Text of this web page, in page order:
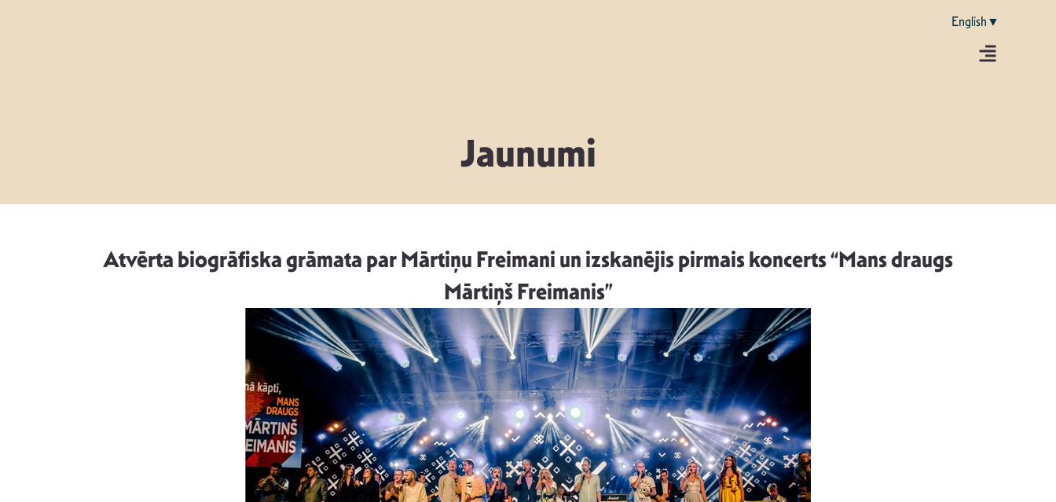
English▼
Jaunumi
Atvērta biogrāfiska grāmata par Mārtiņu Freimani un izskanējis pirmais koncerts “Mans draugs
Mārtiņš Freimanis”